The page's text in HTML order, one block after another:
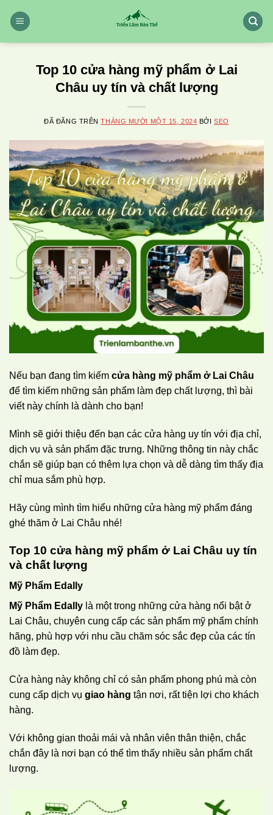
đến
Top 10 cửa hàng mỹ phẩm ở Lai
Châu uy tín và chất lượng
ĐÃ ĐĂNG TRÊNTHÁNG MƯỜI MỘT 15, 2024 BỞISEO
Nếu bạn đang tìm kiếm cửa hàng mỹ phẩm ở Lai Châu
để tìm kiếm những sản phẩm làm đẹp chất lượng, thì bài
viết này chính là dành cho bạn!
Mình sẽ giới thiệu đến bạn các cửa hàng uy tín với địa chỉ,
dịch vụ và sản phẩm đặc trưng. Những thông tin này chắc
chắn sẽ giúp bạn có thêm lựa chọn và dễ dàng tìm thấy địa
chỉ mua sắm phù hợp.
Hãy cùng mình tìm hiểu những cửa hàng mỹ phẩm đáng
ghé thăm ở Lai Châu nhé!
Top 10 cửa hàng mỹ phẩm ở Lai Châu uy tín
và chất lượng
Mỹ Phẩm Edally
Mỹ Phẩm Edally là một trong những cửa hàng nổi bật ở
Lai Châu, chuyên cung cấp các sản phẩm mỹ phẩm chính
hãng, phù hợp với nhu cầu chăm sóc sắc đẹp của các tín
đồ làm đẹp.
Cửa hàng này không chỉ có sản phẩm phong phú mà còn
cung cấp dịch vụ giao hàng tận nơi, rất tiện lợi cho khách
hàng.
Với không gian thoải mái và nhân viên thân thiện, chắc
chắn đây là nơi bạn có thể tìm thấy nhiều sản phẩm chất
lượng.